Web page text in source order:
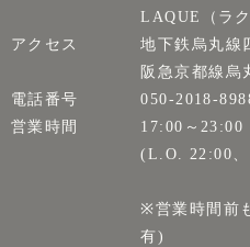
LAQUE（ラ
アクセス
地下鉄烏丸線
阪急京都線烏
電話番号
050-2018-
営業時間
17:00～23:00
(L.O. 22:00
※営業時間前
有)